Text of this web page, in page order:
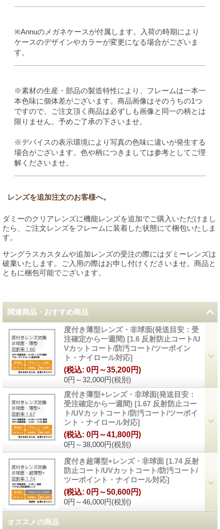
※Annuのメガネケースが付属します。入荷の時期により
ケースのデザインやカラーが変更になる場合がございま
す。
※素材の生産・部品の製造特性により、フレームは一本一
本色味に個体差がございます。商品画像はそのうちの1つ
ですので、ご注文頂く商品は必ずしも画像と同一の柄とは
限りません。予めご了承の下さいませ。
※デバイスの表示環境により写真の色味に違いが発生する
場合がございます。色や柄につきましては参考としてご理
解くださいませ。
レンズを追加注文のお客様へ。
ダミーのクリアレンズに機能レンズを追加でご購入いただけまし
たら、ご注文レンズをフレームに装着した状態にて梱包いたしま
す。
サングラスカスタムや追加レンズの受注の際にはダミーレンズは
破棄いたします。ご入用の際はお申し付けくださいませ。商品と
ともに梱包可能でございます。
関連商品・おすすめ商品
度付き薄型レンズ・非球面(発送目安：受
注確定から一週間) [1.6 反射防止コート/U
Vカットコート/防汚コート/ツーポイン
ト・ナイロール対応]
0円～32,000円(税別)
(税込: 0円～35,200円)
度付き薄型+レンズ・非球面(発送目安：
受注確定から一週間) [1.67 反射防止コー
ト/UVカットコート/防汚コート/ツーポイ
ント・ナイロール対応]
0円～38,000円(税別)
(税込: 0円～41,800円)
度付き超薄型+レンズ・非球面 [1.74 反射
防止コート/UVカットコート/防汚コート/
ツーポイント・ナイロール対応]
0円～46,000円(税別)
(税込: 0円～50,600円)
オススメの商品